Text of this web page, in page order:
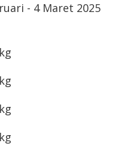
- 4 Maret 2025